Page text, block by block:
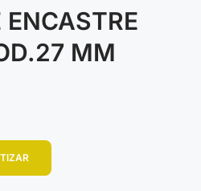
MM